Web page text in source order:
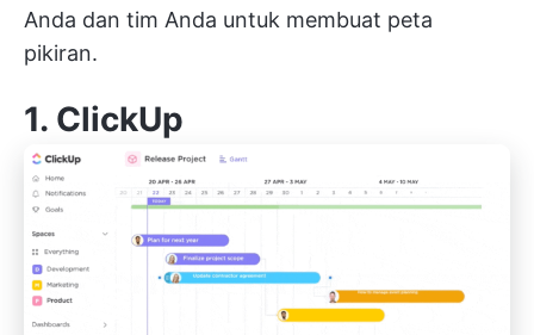
Anda dan tim Anda untuk membuat peta
pikiran.
1. ClickUp